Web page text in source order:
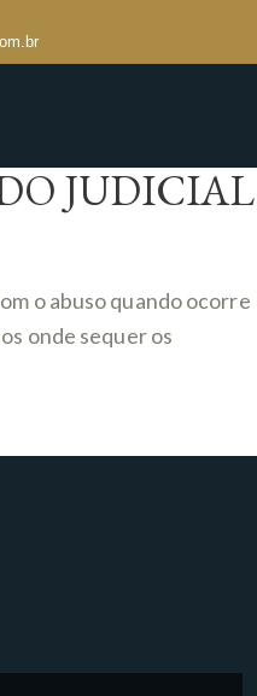
JUDICIAL
o abuso quando ocorre
onde sequer os